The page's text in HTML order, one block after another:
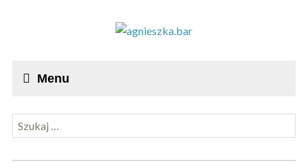
Menu
Szukaj: